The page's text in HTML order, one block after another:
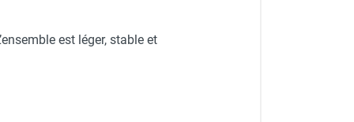
est léger, stable et